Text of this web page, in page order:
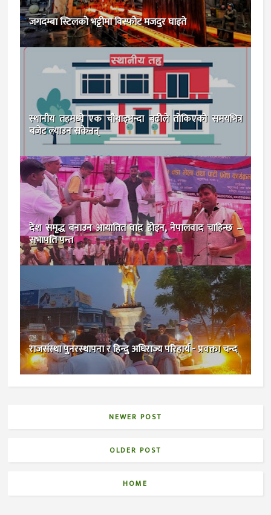
जगदम्बा स्टिलको भट्टीमा विस्फोट मजदुर घाइते
स्थानीय तहमध्ये एक चौथाइभन्दा बढीले तोकिएको समयभित्र
बजेट ल्याउन सकेनन्
देश समृद्ध बनाउन आयातित वाद होइन, नेपालवाद चाहिन्छ –
सभापति पन्त
राजसंस्था पुनरस्थापना र हिन्दु अधिराज्य परिहार्य - प्रवक्ता चन्द
NEWER POST
OLDER POST
HOME